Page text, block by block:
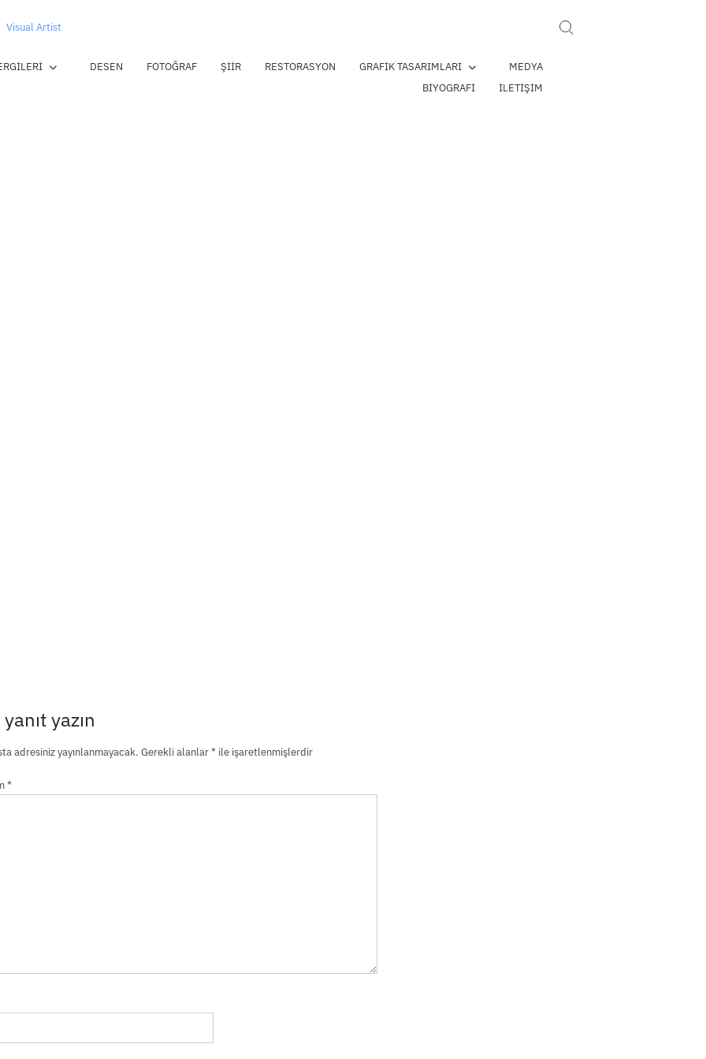
Visual Artist
DESEN FOTOĞRAF ŞIIR RESTORASYON GRAFIK TASARIMLARI
MEDYA
BIYOGRAFI
İLETIŞIM
Search for:
yazın
adresiniz yayınlanmayacak. Gerekli alanlar*ile işaretlenmişlerdir
*